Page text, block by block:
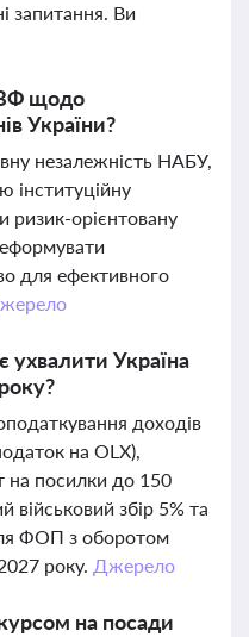
запитання. Ви
щодо
України?
незалежність НАБУ,
інституційну
ризик-орієнтовану
для ефективного
ухвалити Україна
доходів
на OLX),
на посилки до 150
військовий збір 5% та
ФОП з оборотом
року. Джерело
на посади